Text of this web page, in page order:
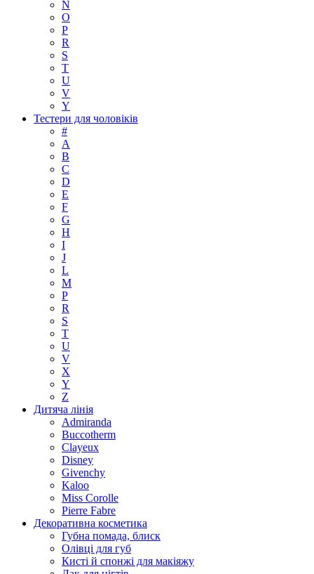
N
O
P
R
S
T
U
V
Y
Тестери для чоловіків
#
A
B
C
D
E
F
G
H
I
J
L
M
P
R
S
T
U
V
X
Y
Z
Дитяча лінія
Admiranda
Buccotherm
Clayeux
Disney
Givenchy
Kaloo
Miss Corolle
Pierre Fabre
Декоративна косметика
Губна помада, блиск
Олівці для губ
Кисті й спонжі для макіяжу